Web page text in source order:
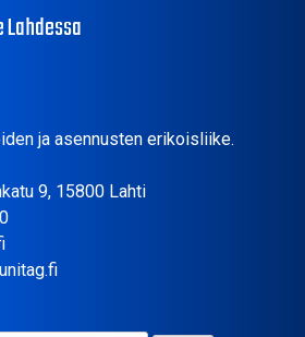
ja asennusten erikoisliike.
9, 15800 Lahti